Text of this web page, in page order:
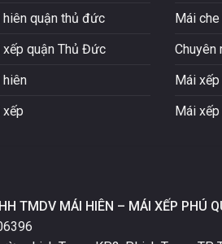
quận thủ đức
quận Thủ Đức
hiên
Mái
Chuyên
Mái
Mái
TMDV MÁI HIÊN – MÁI XẾP PHÚ